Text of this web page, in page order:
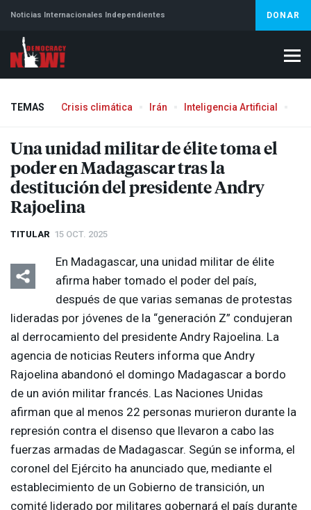
Noticias Internacionales Independientes DONAR
TEMAS Crisis climática Irán Inteligencia Artificial
Una unidad militar de élite toma el
poder en Madagascar tras la
destitución del presidente Andry
Rajoelina
TITULAR 15 OCT. 2025
En Madagascar, una unidad militar de élite
afirma haber tomado el poder del país,
después de que varias semanas de protestas
lideradas por jóvenes de la “generación Z” condujeran
al derrocamiento del presidente Andry Rajoelina. La
agencia de noticias Reuters informa que Andry
Rajoelina abandonó el domingo Madagascar a bordo
de un avión militar francés. Las Naciones Unidas
afirman que al menos 22 personas murieron durante la
represión contra el disenso que llevaron a cabo las
fuerzas armadas de Madagascar. Según se informa, el
coronel del Ejército ha anunciado que, mediante el
establecimiento de un Gobierno de transición, un
comité liderado por militares gobernará el país durante